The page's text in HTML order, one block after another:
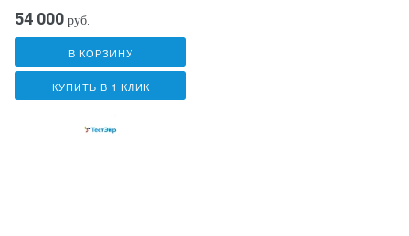
54 000 руб.
В КОРЗИНУ
КУПИТЬ В 1 КЛИК